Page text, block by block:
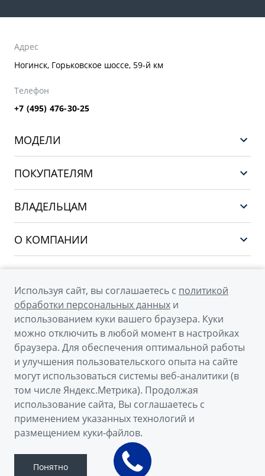
Адрес
Ногинск, Горьковское шоссе, 59-й км
Телефон
+7 (495) 476-30-25
МОДЕЛИ
EX5
PREFACE
CITYRAY
ATLAS
OKAVANGO
MONJARO
ПОКУПАТЕЛЯМ
ВЛАДЕЛЬЦАМ
О КОМПАНИИ
Новости
Наша команда
Правовая информация
Контакты
Мы в соцсетях
© 2026
Официальный сайт Geely в России
Политика обработки персональных данных
Правовая информация
Сделано в ПЕРКС
Используя сайт, вы соглашаетесь с политикой
обработки персональных данных и
использованием куки вашего браузера. Куки
можно отключить в любой момент в настройках
браузера. Для обеспечения оптимальной работы
и улучшения пользовательского опыта на сайте
могут использоваться системы веб-аналитики (в
том числе Яндекс.Метрика). Продолжая
использование сайта, Вы соглашаетесь с
применением указанных технологий и
размещением куки-файлов.
Понятно